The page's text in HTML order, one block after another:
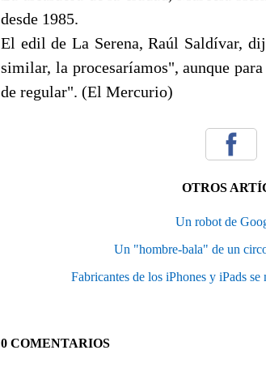
desde 1985.
El edil de La Serena, Raúl Saldívar,
similar, la procesaríamos", aunque
de regular". (El Mercurio)
OTROS
Un robot de
Un "hombre-bala" de un
Fabricantes de los iPhones y iPads
0 COMENTARIOS